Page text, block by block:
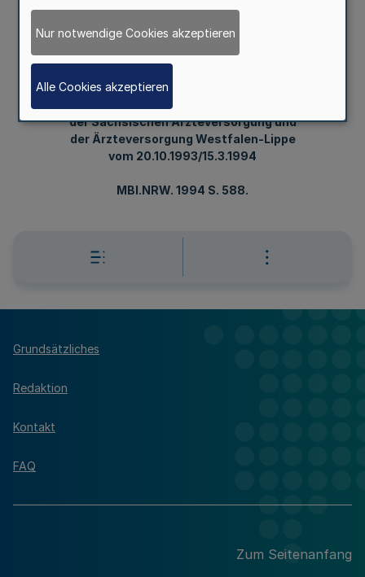
Mehr
(KOPFERLASS)
Überleitungsabkommen
der Sächsischen Landesärztekammer,
der Sächsischen Ärzteversorgung und
der Ärzteversorgung Westfalen-Lippe
vom 20.10.1993/15.3.1994
MBl.NRW. 1994 S. 588.
Grundsätzliches
Redaktion
Kontakt
FAQ
Zum Seitenanfang
Nur notwendige Cookies akzeptieren
Alle Cookies akzeptieren